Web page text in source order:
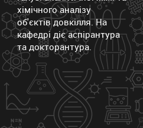
хімічного аналізу
об'єктів довкілля. На
кафедрі діє аспірантура
та докторантура.